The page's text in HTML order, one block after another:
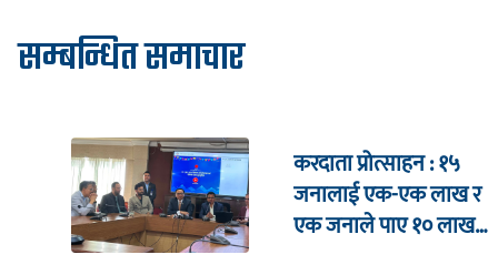
सम्बन्धित समाचार
करदाता प्रोत्साहन : १५
जनालाई एक-एक लाख र
एक जनाले पाए १० लाख